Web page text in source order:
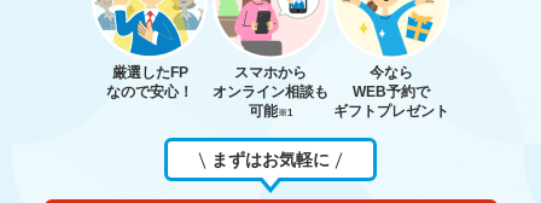
厳選したFP
なので安心！
スマホから
オンライン相談も
可能※1
今なら
WEB予約で
ギフトプレゼント
まずはお気軽に